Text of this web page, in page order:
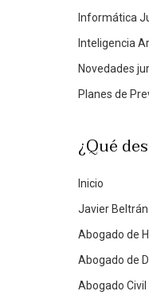
Informática
Inteligencia
Novedades
Planes de
¿Qué
Inicio
Javier
Abogado de
Abogado de
Abogado